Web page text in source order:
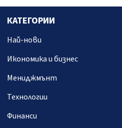
КАТЕГОРИИ
Най-нови
Икономика и бизнес
Мениджмънт
Технологии
Финанси